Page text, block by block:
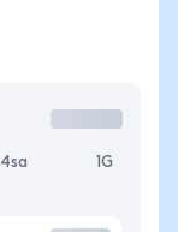
4sa 1G